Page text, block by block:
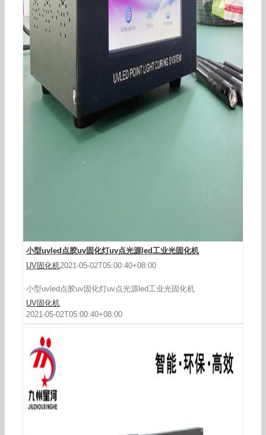
小型uvled点胶uv固化灯uv点光源led工业光固化机
UV固化机2021-05-02T05:00:40+08:00
小型uvled点胶uv固化灯uv点光源led工业光固化机
UV固化机
2021-05-02T05:00:40+08:00
200*12mm手持式UVLED线光源固化机水冷式紫外
线LED光固机